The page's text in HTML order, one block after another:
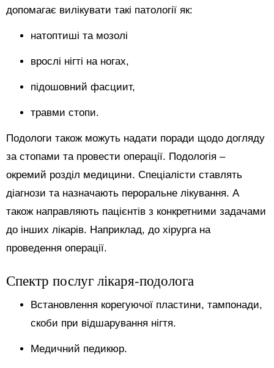
допомагає вилікувати такі патології як:
натоптиші та мозолі
врослі нігті на ногах,
підошовний фасциит,
травми стопи.
Подологи також можуть надати поради щодо догляду
за стопами та провести операції. Подологія –
окремий розділ медицини. Спеціалісти ставлять
діагнози та назначають пероральне лікування. А
також направляють пацієнтів з конкретними задачами
до інших лікарів. Наприклад, до хірурга на
проведення операції.
Спектр послуг лікаря-подолога
Встановлення корегуючої пластини, тампонади,
скоби при відшарування нігтя.
Медичний педикюр.